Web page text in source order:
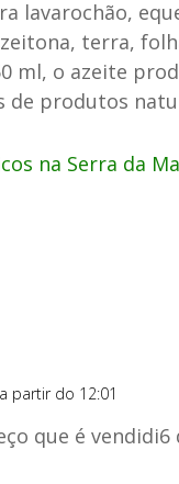
lavarochão,
terra,
ml, o azeite
produtos
na Serra da
partir do 12:01
que é